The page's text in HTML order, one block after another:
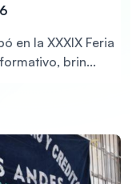
en la XXXIX Feria
brin...